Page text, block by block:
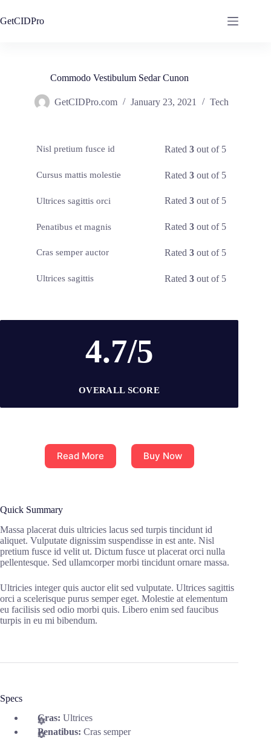
to
content
GetCIDPro
Commodo Vestibulum Sedar Cunon
GetCIDPro.com January 23, 2021 Tech
Nisl pretium fusce id Rated3 out of 5
Cursus mattis molestie Rated3 out of 5
Ultrices sagittis orci Rated3 out of 5
Penatibus et magnis Rated3 out of 5
Cras semper auctor Rated3 out of 5
Ultrices sagittis Rated3 out of 5
4.7/5
OVERALL SCORE
Read More Buy Now
Quick Summary
Massa placerat duis ultricies lacus sed turpis tincidunt id
aliquet. Vulputate dignissim suspendisse in est ante. Nisl
pretium fusce id velit ut. Dictum fusce ut placerat orci nulla
pellentesque. Sed ullamcorper morbi tincidunt ornare massa.
Ultricies integer quis auctor elit sed vulputate. Ultrices sagittis
orci a scelerisque purus semper eget. Molestie at elementum
eu facilisis sed odio morbi quis. Libero enim sed faucibus
turpis in eu mi bibendum.
Specs
Cras: Ultrices
Penatibus: Cras semper